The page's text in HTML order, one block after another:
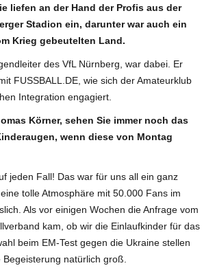
liefen an der Hand der Profis aus der
Stadion ein, darunter war auch ein
Krieg gebeutelten Land.
des VfL Nürnberg, war dabei. Er
FUSSBALL.DE, wie sich der Amateurklub
Integration engagiert.
Körner, sehen Sie immer noch das
wenn diese von Montag
jeden Fall! Das war für uns all ein ganz
tolle Atmosphäre mit 50.000 Fans im
Als vor einigen Wochen die Anfrage vom
kam, ob wir die Einlaufkinder für das
beim EM-Test gegen die Ukraine stellen
natürlich groß.